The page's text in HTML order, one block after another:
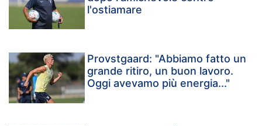
l'ostiamare
Provstgaard: "Abbiamo fatto un
grande ritiro, un buon lavoro.
Oggi avevamo più energia..."